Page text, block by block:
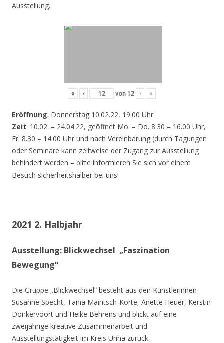
Ausstellung.
« ‹ von 12 › »
Eröffnung: Donnerstag 10.02.22, 19.00 Uhr
Zeit: 10.02. – 24.04.22, geöffnet Mo. – Do. 8.30 – 16.00 Uhr,
Fr. 8.30 – 14.00 Uhr und nach Vereinbarung (durch Tagungen
oder Seminare kann zeitweise der Zugang zur Ausstellung
behindert werden – bitte informieren Sie sich vor einem
Besuch sicherheitshalber bei uns!
2021 2. Halbjahr
Ausstellung: Blickwechsel „Faszination
Bewegung“
Die Gruppe „Blickwechsel“ besteht aus den Künstlerinnen
Susanne Specht, Tania Mairitsch-Korte, Anette Heuer, Kerstin
Donkervoort und Heike Behrens und blickt auf eine
zweijährige kreative Zusammenarbeit und
Ausstellungstätigkeit im Kreis Unna zurück.